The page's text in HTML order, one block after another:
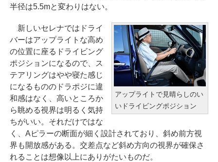
半径は5.5mと変わりはない。
アップライトで見晴らしのい
いドライビングポジション
新しいセレナではドライ
バーはアップライトな高め
の位置に座るドライビング
ポジションになるので、ス
テアリングはやや寝た感じ
になるもののドラポジに違
和感はなく、高いところか
ら眺める視界は明るく気持
ちがいい。それだけではな
く、Aピラーの断面が細く設計されており、斜め前方視
界も開放感がある。交差点など斜め方向の視界が確保さ
れることは想像以上にありがたいものだ。